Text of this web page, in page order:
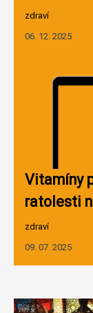
zdraví
06. 12. 2025
Vitamíny
ratolesti
zdraví
09. 07. 2025